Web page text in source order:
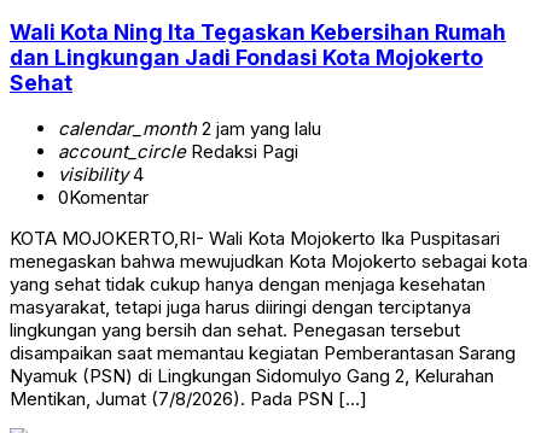
Wali Kota Ning Ita Tegaskan Kebersihan Rumah
dan Lingkungan Jadi Fondasi Kota Mojokerto
Sehat
calendar_month2 jam yang lalu
account_circleRedaksi Pagi
visibility4
0Komentar
KOTA MOJOKERTO,RI- Wali Kota Mojokerto Ika Puspitasari
menegaskan bahwa mewujudkan Kota Mojokerto sebagai kota
yang sehat tidak cukup hanya dengan menjaga kesehatan
masyarakat, tetapi juga harus diiringi dengan terciptanya
lingkungan yang bersih dan sehat. Penegasan tersebut
disampaikan saat memantau kegiatan Pemberantasan Sarang
Nyamuk (PSN) di Lingkungan Sidomulyo Gang 2, Kelurahan
Mentikan, Jumat (7/8/2026). Pada PSN […]